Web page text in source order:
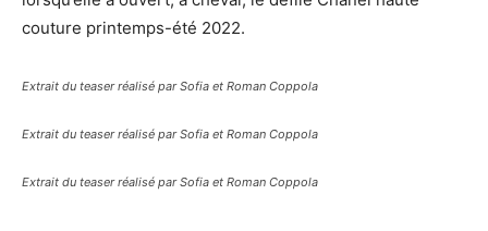
couture printemps-été 2022.
Extrait du teaser réalisé par Sofia et Roman Coppola
Extrait du teaser réalisé par Sofia et Roman Coppola
Extrait du teaser réalisé par Sofia et Roman Coppola